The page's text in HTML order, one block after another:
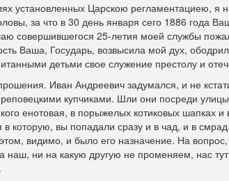
установленных Царскою регламентациею, я
за что в 30 день января сего 1886 года
совершившегося 25-летия моей службы
Ваша, Государь, возвысила мой дух,
детьми свое служение престолу и
Иван Андреевич задумался, и не
купчиками. Шли они посреди
енотовая, в порыжелых котиковых шапках
в которую, вы попадали сразу и в чад, и в
видимо, и было его назначение. На
наш, ни на какую другую не променяем, нас